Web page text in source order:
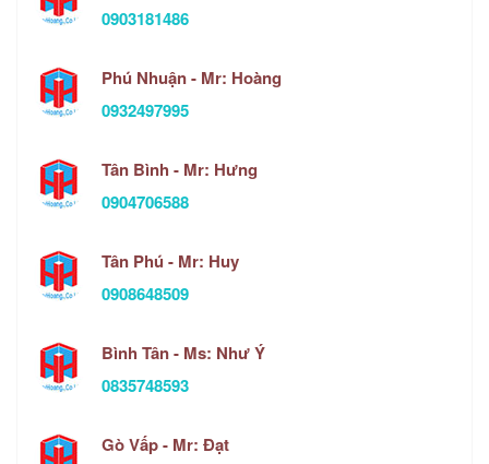
0903181486
Phú Nhuận - Mr: Hoàng
0932497995
Tân Bình - Mr: Hưng
0904706588
Tân Phú - Mr: Huy
0908648509
Bình Tân - Ms: Như Ý
0835748593
Gò Vấp - Mr: Đạt